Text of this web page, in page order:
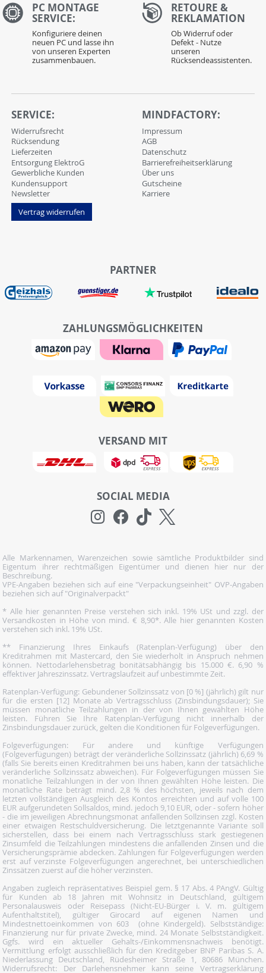
PC MONTAGE
SERVICE:
Konfiguriere deinen
neuen PC und lasse ihn
von unseren Experten
zusammenbauen.
RETOURE &
REKLAMATION
Ob Widerruf oder
Defekt - Nutze
unseren
Rücksendeassistenten.
SERVICE:
Widerrufsrecht
Rücksendung
Lieferzeiten
Entsorgung ElektroG
Gewerbliche Kunden
Kundensupport
Newsletter
Vertrag widerrufen
MINDFACTORY:
Impressum
AGB
Datenschutz
Barrierefreiheitserklärung
Über uns
Gutscheine
Karriere
PARTNER
ZAHLUNGSMÖGLICHKEITEN
VERSAND MIT
SOCIAL MEDIA
Alle Markennamen, Warenzeichen sowie sämtliche Produktbilder sind
Eigentum ihrer rechtmäßigen Eigentümer und dienen hier nur der
Beschreibung.
VPE-Angaben beziehen sich auf eine "Verpackungseinheit" OVP-Angaben
beziehen sich auf "Originalverpackt"
* Alle hier genannten Preise verstehen sich inkl. 19% USt und zzgl. der
Versandkosten in Höhe von mind. € 8,90*. Alle hier genannten Kosten
verstehen sich inkl. 19% USt.
** Finanzierung Ihres Einkaufs (Ratenplan-Verfügung) über den
Kreditrahmen mit Mastercard, den Sie wiederholt in Anspruch nehmen
können. Nettodarlehensbetrag bonitätsabhängig bis 15.000 €. 6,90 %
effektiver Jahreszinssatz. Vertragslaufzeit auf unbestimmte Zeit.
Ratenplan-Verfügung: Gebundener Sollzinssatz von [0 %] (jährlich) gilt nur
für die ersten [12] Monate ab Vertragsschluss (Zinsbindungsdauer); Sie
müssen monatliche Teilzahlungen in der von Ihnen gewählten Höhe
leisten. Führen Sie Ihre Ratenplan-Verfügung nicht innerhalb der
Zinsbindungsdauer zurück, gelten die Konditionen für Folgeverfügungen.
Folgeverfügungen: Für andere und künftige Verfügungen
(Folgeverfügungen) beträgt der veränderliche Sollzinssatz (jährlich) 6,69 %
(falls Sie bereits einen Kreditrahmen bei uns haben, kann der tatsächliche
veränderliche Sollzinssatz abweichen). Für Folgeverfügungen müssen Sie
monatliche Teilzahlungen in der von Ihnen gewählten Höhe leisten. Die
monatliche Rate beträgt mind. 2,8 % des höchsten, jeweils nach dem
letzten vollständigen Ausgleich des Kontos erreichten und auf volle 100
EUR aufgerundeten Sollsaldos, mind. jedoch 9,10 EUR, oder - sofern höher
- die im jeweiligen Abrechnungsmonat anfallenden Sollzinsen zzgl. Kosten
einer etwaigen Restschuldversicherung. Die letztgenannte Variante soll
sicherstellen, dass bei einem nach Vertragsschluss stark gestiegenen
Zinsumfeld die Teilzahlungen mindestens die anfallenden Zinsen und die
Versicherungsprämie abdecken. Zahlungen für Folgeverfügungen werden
erst auf verzinste Folgeverfügungen angerechnet, bei unterschiedlichen
Zinssätzen zuerst auf die höher verzinsten.
Angaben zugleich repräsentatives Beispiel gem. § 17 Abs. 4 PAngV. Gültig
für Kunden ab 18 Jahren mit Wohnsitz in Deutschland, gültigem
Personalausweis oder Reisepass (Nicht-EU-Bürger i. V. m. gültigem
Aufenthaltstitel), gültiger Girocard auf eigenen Namen und
Mindestnettoeinkommen von 603  (ohne Kindergeld). Selbstständige:
Finanzierung nur für private Zwecke, mind. 24 Monate Selbstständigkeit.
Ggfs. wird ein aktueller Gehalts-/Einkommensnachweis benötigt.
Vermittlung erfolgt ausschließlich für den Kreditgeber BNP Paribas S. A.
Niederlassung Deutschland, Rüdesheimer Straße 1, 80686 München.
Widerrufsrecht: Der Darlehensnehmer kann seine Vertragserklärung